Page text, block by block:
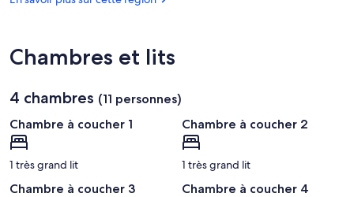
de
Banff
Chambres et lits
4 chambres (11 personnes)
Chambre à coucher 1
1 très grand lit
Chambre à coucher 2
1 très grand lit
Chambre à coucher 3 Chambre à coucher 4